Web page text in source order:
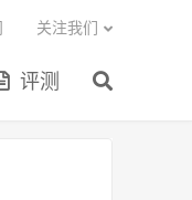
评测
关注我们